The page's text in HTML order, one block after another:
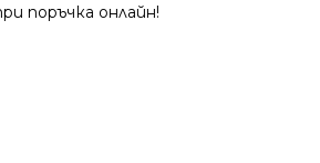
поръчка онлайн!